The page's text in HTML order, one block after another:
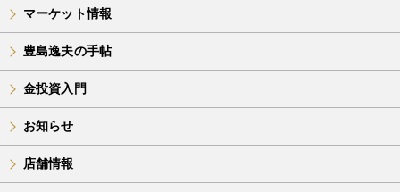
マーケット情報
豊島逸夫の手帖
金投資入門
お知らせ
店舗情報